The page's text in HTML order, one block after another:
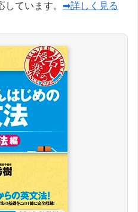
ています。 ➡詳しく見る